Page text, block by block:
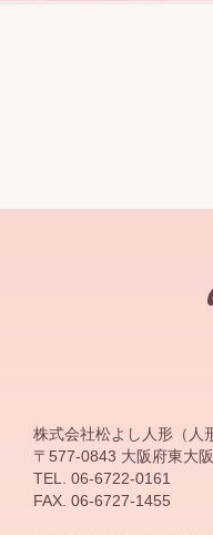
株式会社松よし人形（人
〒577-0843 大阪府東大
TEL. 06-6722-0161
FAX. 06-6727-1455